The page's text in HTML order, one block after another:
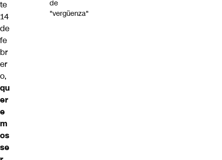
te
14
de
fe
br
er
o,
qu
er
e
m
os
se
de
"vergüenza"